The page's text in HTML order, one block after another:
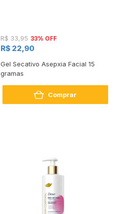
R$ 33,95 33% OFF
R$ 22,90
Gel Secativo Asepxia Facial 15
gramas
Comprar